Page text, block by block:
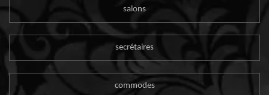
salons
secrétaires
commodes